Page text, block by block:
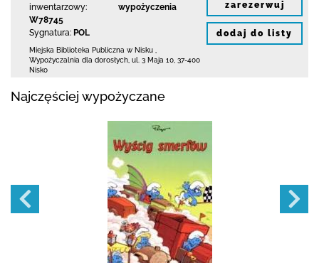
inwentarzowy:
W78745
Sygnatura: POL
wypożyczenia
Miejska Biblioteka Publiczna w Nisku
Wypożyczalnia dla dorosłych, ul. 3 Maja 10 37-400
Nisko
zarezerwuj
dodaj do listy
Najczęściej wypożyczane